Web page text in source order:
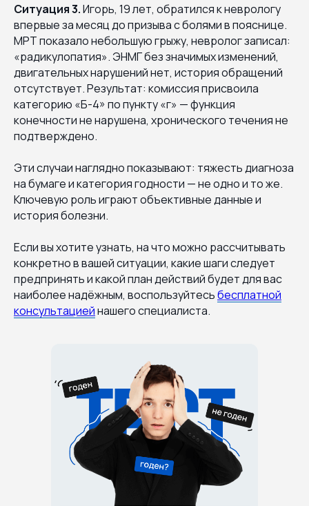
Ситуация 3.Игорь, 19 лет, обратился к неврологу
впервые за месяц до призыва с болями в пояснице.
МРТ показало небольшую грыжу, невролог записал:
«радикулопатия». ЭНМГ без значимых изменений,
двигательных нарушений нет, история обращений
отсутствует. Результат: комиссия присвоила
категорию «Б-4» по пункту «г» — функция
конечности не нарушена, хронического течения не
подтверждено.
Эти случаи наглядно показывают: тяжесть диагноза
на бумаге и категория годности — не одно и то же.
Ключевую роль играют объективные данные и
история болезни.
Если вы хотите узнать, на что можно рассчитывать
конкретно в вашей ситуации, какие шаги следует
предпринять и какой план действий будет для вас
наиболее надёжным, воспользуйтесьбесплатной
консультациейнашего специалиста.